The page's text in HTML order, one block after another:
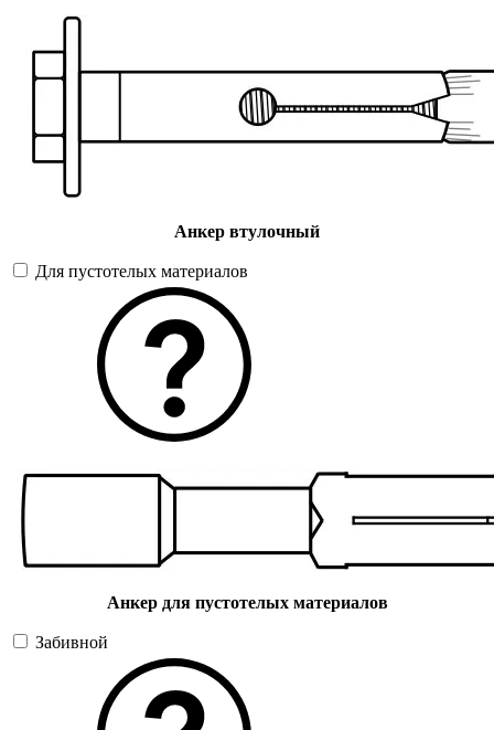
Анкер втулочный
Для пустотелых материалов
Анкер для пустотелых материалов
Забивной